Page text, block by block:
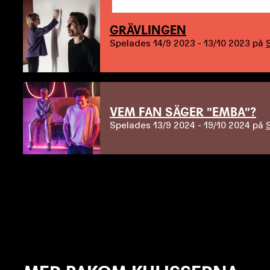
GRÄVLINGEN
Spelades 14/9 2023 - 13/10 2023 på
VEM FAN SÄGER "EMBA"?
Spelades 13/9 2024 - 19/10 2024 på